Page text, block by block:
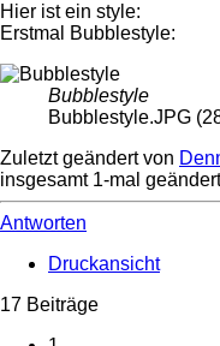
Hier ist ein style:
Erstmal Bubblestyle:
Bubblestyle
Bubblestyle.JPG
Zuletzt geändert von
insgesamt 1-mal
Nach
oben
Antworten
Druckansicht
17 Beiträge